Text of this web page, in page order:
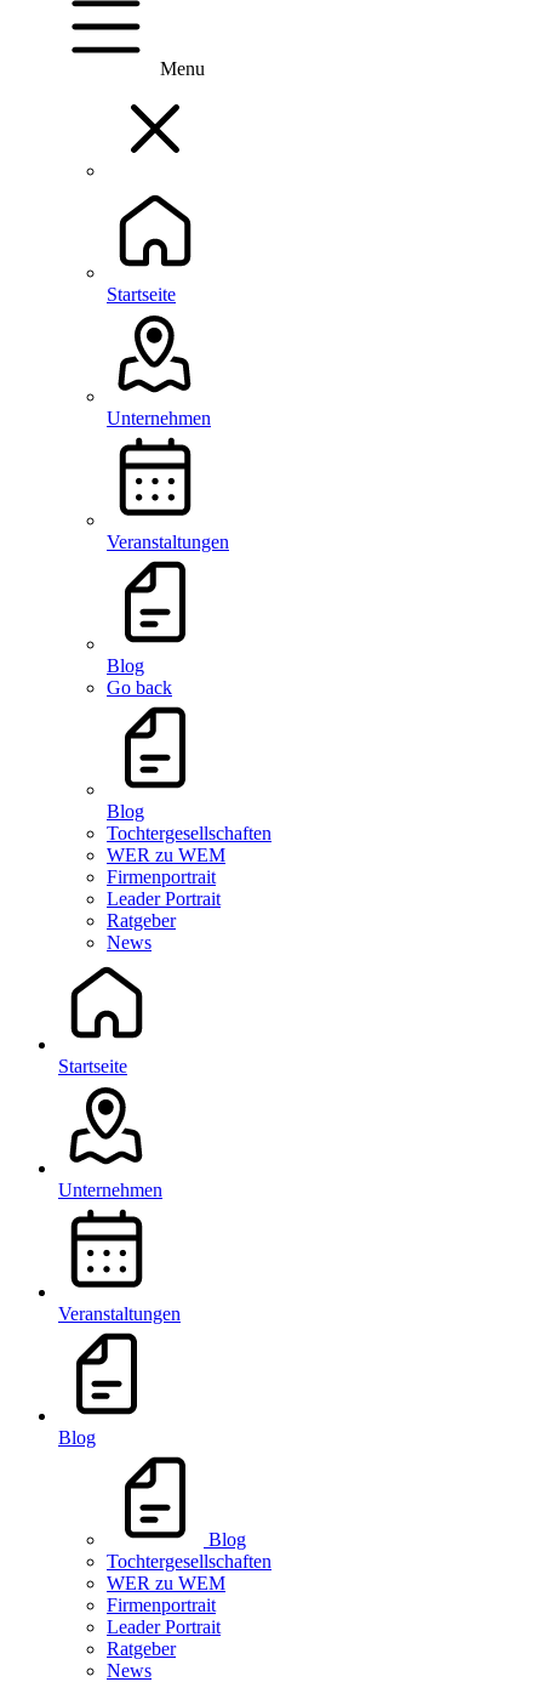
Menu
Startseite
Unternehmen
Veranstaltungen
Blog
Go back
Blog
Tochtergesellschaften
WER zu WEM
Firmenportrait
Leader Portrait
Ratgeber
News
Startseite
Unternehmen
Veranstaltungen
Blog
Blog
Tochtergesellschaften
WER zu WEM
Firmenportrait
Leader Portrait
Ratgeber
News